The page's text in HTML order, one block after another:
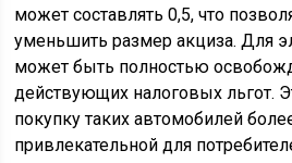
может составлять 0,5, что
уменьшить размер акциза. Для
может быть полностью
действующих налоговых льгот.
покупку таких автомобилей
привлекательной для